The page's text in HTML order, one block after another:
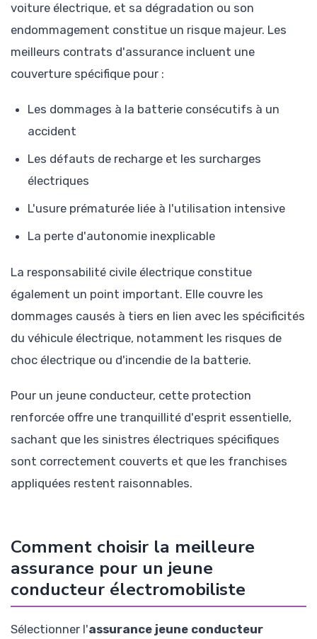
voiture électrique, et sa dégradation ou son
endommagement constitue un risque majeur. Les
meilleurs contrats d'assurance incluent une
couverture spécifique pour :
Les dommages à la batterie consécutifs à un
accident
Les défauts de recharge et les surcharges
électriques
L'usure prématurée liée à l'utilisation intensive
La perte d'autonomie inexplicable
La responsabilité civile électrique constitue
également un point important. Elle couvre les
dommages causés à tiers en lien avec les spécificités
du véhicule électrique, notamment les risques de
choc électrique ou d'incendie de la batterie.
Pour un jeune conducteur, cette protection
renforcée offre une tranquillité d'esprit essentielle,
sachant que les sinistres électriques spécifiques
sont correctement couverts et que les franchises
appliquées restent raisonnables.
Comment choisir la meilleure
assurance pour un jeune
conducteur électromobiliste
Sélectionner l'assurance jeune conducteur